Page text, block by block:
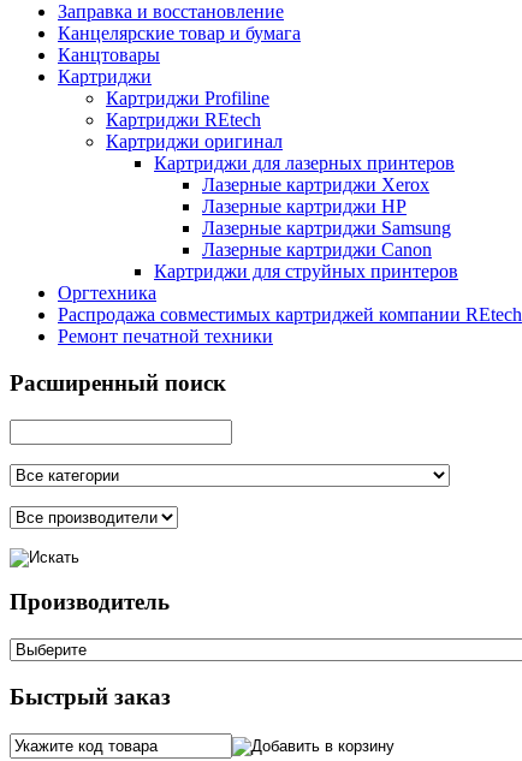
Заправка и восстановление
Канцелярские товар и бумага
Канцтовары
Картриджи
Картриджи Profiline
Картриджи REtech
Картриджи оригинал
Картриджи для лазерных принтеров
Лазерные картриджи Xerox
Лазерные картриджи HP
Лазерные картриджи Samsung
Лазерные картриджи Canon
Картриджи для струйных принтеров
Оргтехника
Распродажа совместимых картриджей компании REtech
Ремонт печатной техники
Расширенный поиск
Производитель
Быстрый заказ